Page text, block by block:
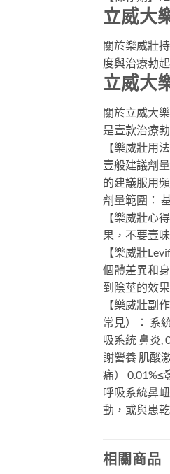
立威大
關於樂威壯
度與治療勃
立威大
關於立威大
是壹款治療
【樂威壯用
壹般建議劑
的建議服用
劑量範圍：
【樂威壯心
果，不要壹
【樂威壯
個體差異和
到陰莖的效
【樂威壯副
常見）： 系
吸系統 鼻炎,
謝營養 肌酸
痛） 0.01%≤
呼吸系統鼻
動，或與患
相關商品